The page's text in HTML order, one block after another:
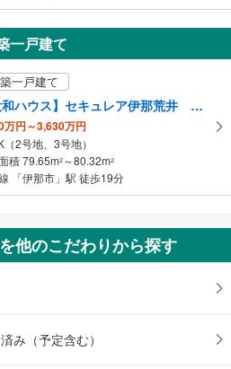
万円
2（登記）
北佐久郡軽井沢町大字茂沢
一戸建て
一戸建て
【大和ハウス】セキュレア伊那荒井 （分譲住宅）
万円～3,630万円
2号地、3号地）
積 79.65m2 ～80.32m2
「伊那市」駅 徒歩19分
他のこだわりから探す
み（予定含む）